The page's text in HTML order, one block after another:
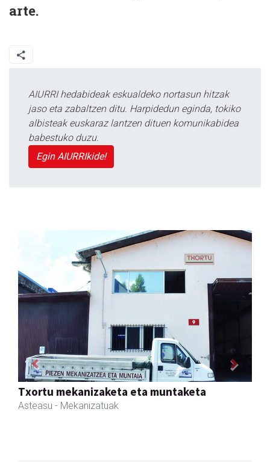
arte.
AIURRI hedabideak eskualdeko nortasun hitzak
jaso eta zabaltzen ditu. Harpidedun eginda, tokiko
albisteak euskaraz lantzen dituen komunikabidea
babestuko duzu.
Egin AIURRIkide!
Bixente Otegi Lizaso S. L.
Asteasu - Asfaltoak
Previous Next